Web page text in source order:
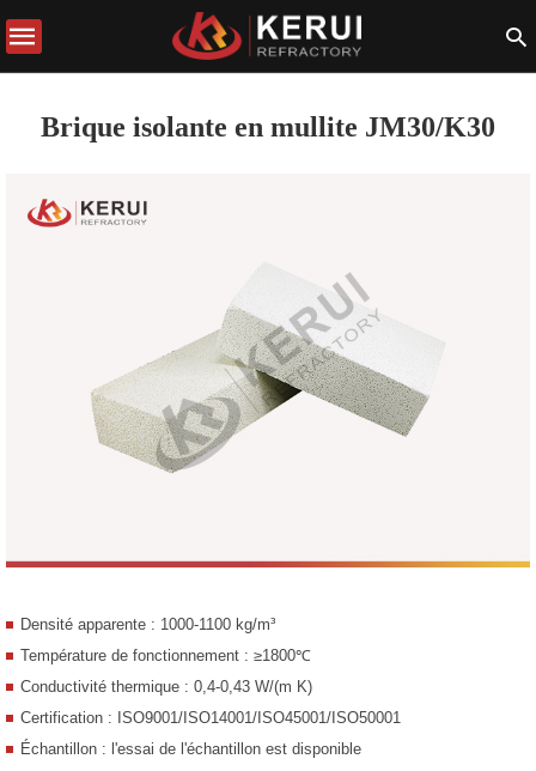
Brique isolante en mullite JM30/K30
Densité apparente : 1000-1100 kg/m³
Température de fonctionnement : ≥1800℃
Conductivité thermique : 0,4-0,43 W/(m K)
Certification : ISO9001/ISO14001/ISO45001/ISO50001
Échantillon : l'essai de l'échantillon est disponible